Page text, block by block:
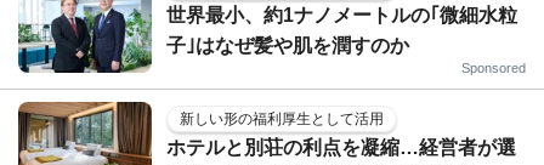
世界最小、約1ナノメートルの｢微細水粒
子｣はなぜ髪や肌を潤すのか
Sponsored
新しい形の福利厚生として活用
ホテルと別荘の利点を凝縮…経営者が選